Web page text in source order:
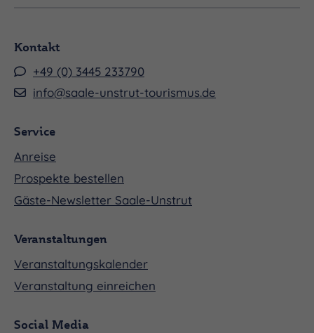
Kontakt
+49 (0) 3445 233790
info@saale-unstrut-tourismus.de
Service
Anreise
Prospekte bestellen
Gäste-Newsletter Saale-Unstrut
Veranstaltungen
Veranstaltungskalender
Veranstaltung einreichen
Social Media